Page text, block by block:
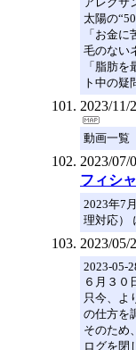
太陽の
「お金
毛のない
「脂肪
ト中の
2023/11/
動画一覧
2023/07/
フィシ
2023年7
理対応）
2023/05/
2023-05-
６月３０
只今、よ
の仕方を
そのため
ログを閉